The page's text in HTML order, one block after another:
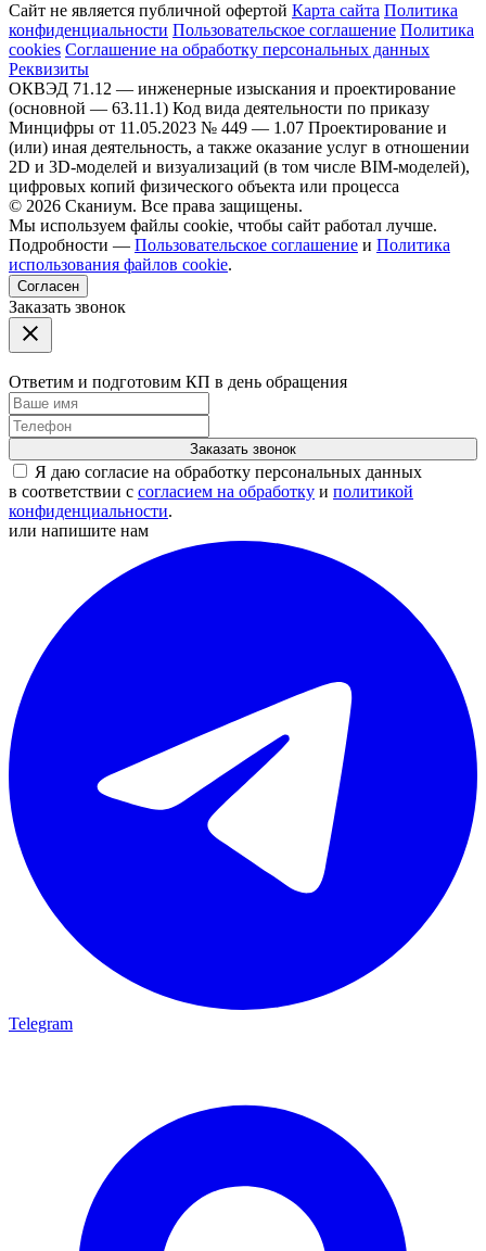
Сайт не является публичной офертой Карта сайта Политика
конфиденциальности Пользовательское соглашение Политика
cookies Соглашение на обработку персональных данных
Реквизиты
ОКВЭД 71.12 — инженерные изыскания и проектирование
(основной — 63.11.1) Код вида деятельности по приказу
Минцифры от 11.05.2023 № 449 — 1.07 Проектирование и
(или) иная деятельность, а также оказание услуг в отношении
2D и 3D-моделей и визуализаций (в том числе BIM-моделей),
цифровых копий физического объекта или процесса
© 2026 Сканиум. Все права защищены.
Мы используем файлы cookie, чтобы сайт работал лучше.
Подробности — Пользовательское соглашение и Политика
использования файлов cookie.
Согласен
Заказать звонок
Ответим и подготовим КП в день обращения
Заказать звонок
Я даю согласие на обработку персональных данных
в соответствии с согласием на обработку и политикой
конфиденциальности.
или напишите нам
Telegram